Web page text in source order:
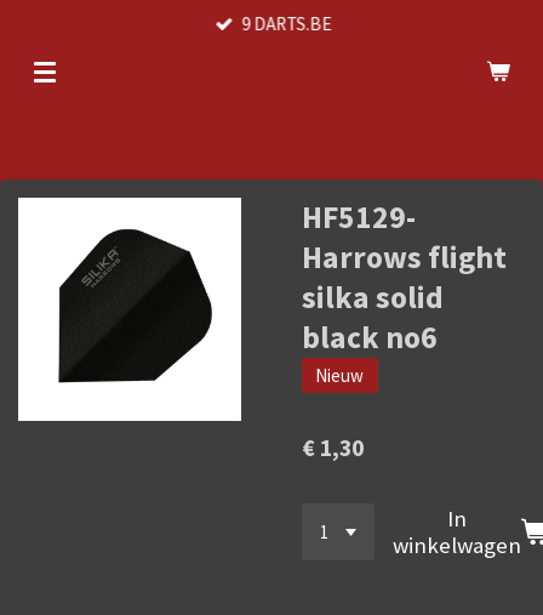
naar
9 DARTS.BE
HF5129-
Harrows flight
silka solid
black no6
Nieuw
€ 1,30
In
winkelwagen